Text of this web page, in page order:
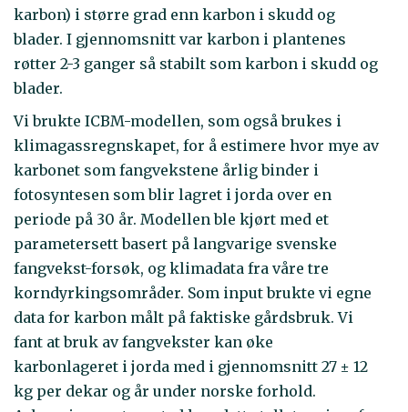
karbon) i større grad enn karbon i skudd og
blader. I gjennomsnitt var karbon i plantenes
røtter 2-3 ganger så stabilt som karbon i skudd og
blader.
Vi brukte ICBM-modellen, som også brukes i
klimagassregnskapet, for å estimere hvor mye av
karbonet som fangvekstene årlig binder i
fotosyntesen som blir lagret i jorda over en
periode på 30 år. Modellen ble kjørt med et
parametersett basert på langvarige svenske
fangvekst-forsøk, og klimadata fra våre tre
korndyrkingsområder. Som input brukte vi egne
data for karbon målt på faktiske gårdsbruk. Vi
fant at bruk av fangvekster kan øke
karbonlageret i jorda med i gjennomsnitt 27 ± 12
kg per dekar og år under norske forhold.